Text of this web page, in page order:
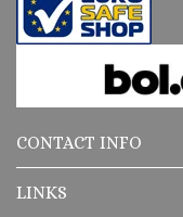
CONTACT INFO
LINKS